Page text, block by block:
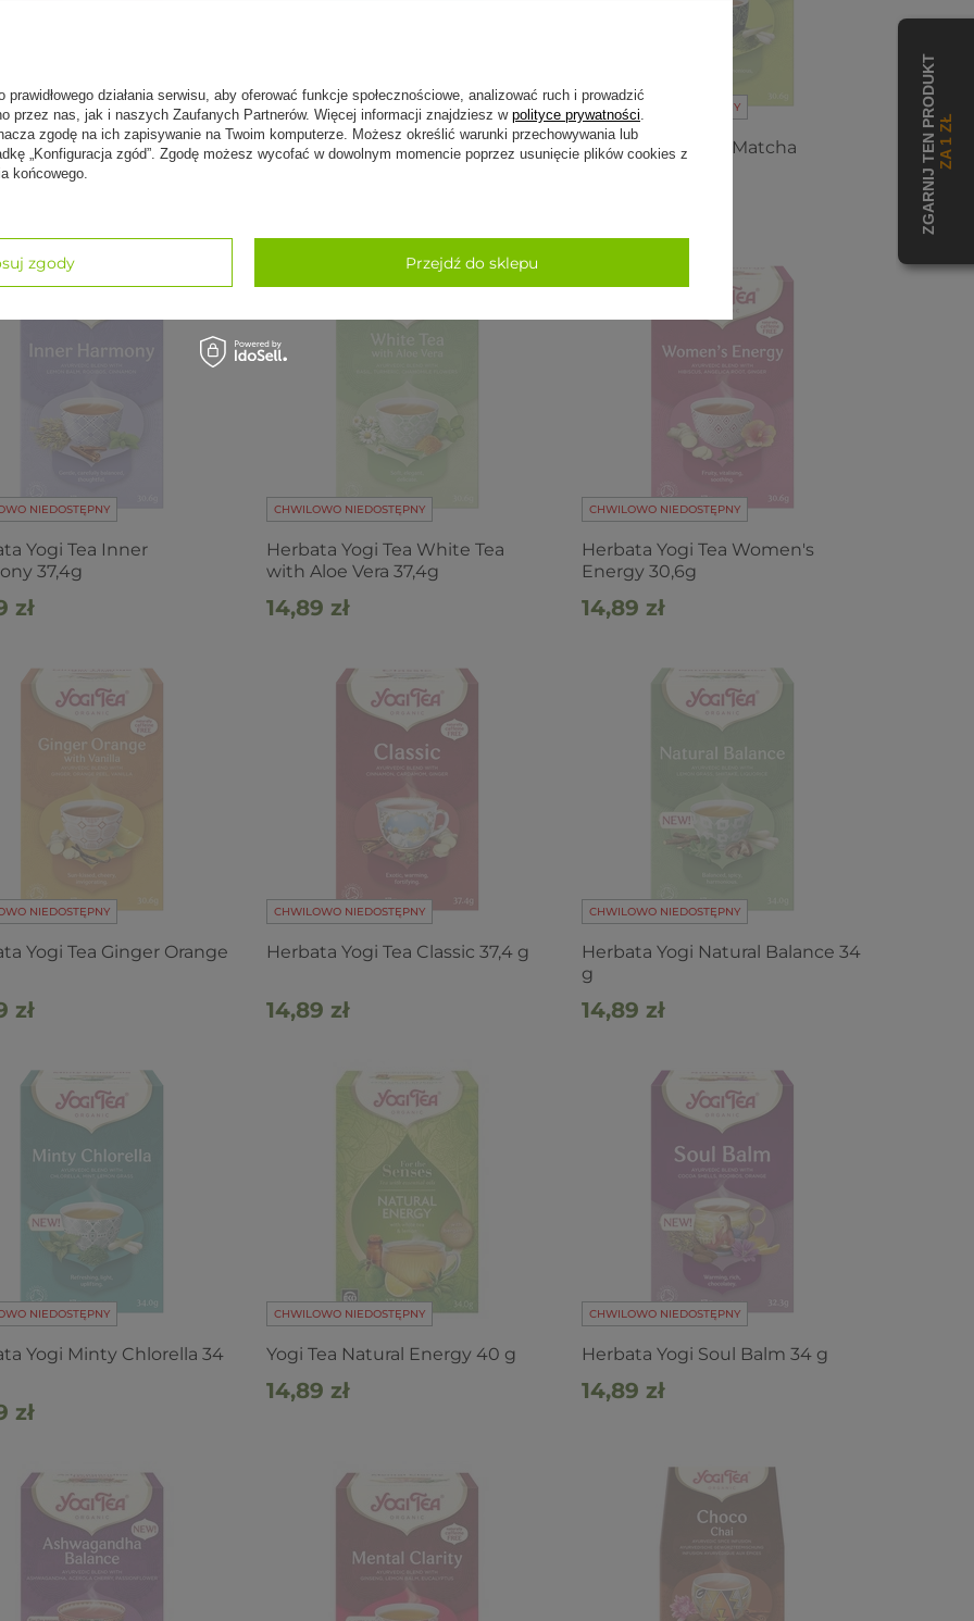
NIEDOSTĘPNY
Yogi Tea Women's Tea
CHWILOWO NIEDOSTĘPNY
Herbata Yogi Tea - dobry nastrój
30,6 g
CHWILOWO NIEDOSTĘPNY
Herbata Yogi Tea Matcha
Lemon 30,6g
NIEDOSTĘPNY
Yogi Tea Inner
37,4g
zł
CHWILOWO NIEDOSTĘPNY
Herbata Yogi Tea White Tea
with Aloe Vera 37,4g
14,89 zł
CHWILOWO NIEDOSTĘPNY
Herbata Yogi Tea Women's
Energy 30,6g
14,89 zł
NIEDOSTĘPNY
Yogi Tea Ginger Orange
zł
CHWILOWO NIEDOSTĘPNY
Herbata Yogi Tea Classic 37,4 g
14,89 zł
CHWILOWO NIEDOSTĘPNY
Herbata Yogi Natural Balance 34
g
14,89 zł
NIEDOSTĘPNY
Yogi Minty Chlorella 34
zł
CHWILOWO NIEDOSTĘPNY
Yogi Tea Natural Energy 40 g
14,89 zł
CHWILOWO NIEDOSTĘPNY
Herbata Yogi Soul Balm 34 g
14,89 zł
działania serwisu, aby oferować funkcje społecznościowe, analizować ruch i prowadzić
przez nas, jak i naszych Zaufanych Partnerów. Więcej informacji znajdziesz w polityce prywatności.
zgodę na ich zapisywanie na Twoim komputerze. Możesz określić warunki przechowywania lub
„Konfiguracja zgód”. Zgodę możesz wycofać w dowolnym momencie poprzez usunięcie plików cookies z
końcowego.
zgody Przejdź do sklepu